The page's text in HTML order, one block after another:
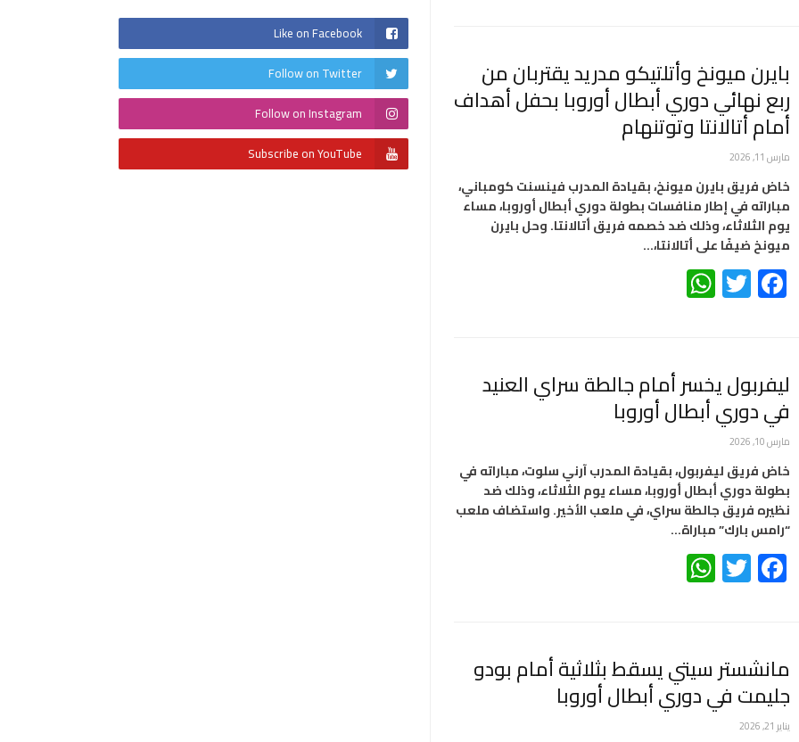
بايرن ميونخ وأتلتيكو مدريد يقتربان من
ربع نهائي دوري أبطال أوروبا بحفل أهداف
أمام أتالانتا وتوتنهام
مارس 11, 2026
خاض فريق بايرن ميونخ، بقيادة المدرب فينسنت كومباني،
مباراته في إطار منافسات بطولة دوري أبطال أوروبا، مساء
يوم الثلاثاء، وذلك ضد خصمه فريق أتالانتا. وحل بايرن
ميونخ ضيفًا على أتالانتا،…
Facebook
Twitter
ليفربول يخسر أمام جالطة سراي العنيد
في دوري أبطال أوروبا
مارس 10, 2026
خاض فريق ليفربول، بقيادة المدرب آرني سلوت، مباراته في
بطولة دوري أبطال أوروبا، مساء يوم الثلاثاء، وذلك ضد
نظيره فريق جالطة سراي، في ملعب الأخير. واستضاف ملعب
“رامس بارك” مباراة…
Facebook
Twitter
مانشستر سيتي يسقط بثلاثية أمام بودو
جليمت في دوري أبطال أوروبا
يناير 21, 2026
Like on Facebook
Follow on Twitter
Follow on Instagram
Subscribe on YouTube